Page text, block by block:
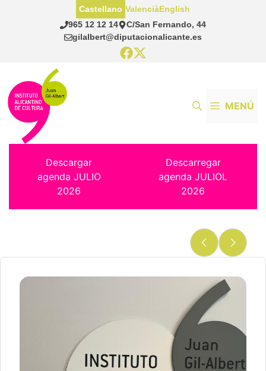
965 12 12 14
C/San Fernando, 44
gilalbert@diputacionalicante.es
Castellano ValenciàEnglish
MENÚ
Descargar
agenda JULIO
2026
Descarregar
agenda JULIOL
2026